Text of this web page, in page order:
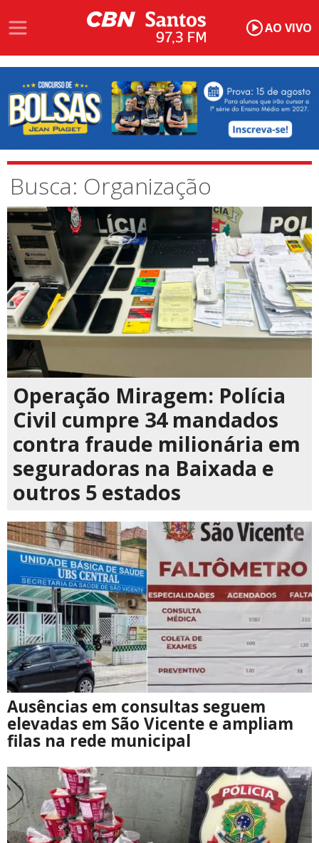
AO VIVO
Busca: Organização
Operação Miragem: Polícia
Civil cumpre 34 mandados
contra fraude milionária em
seguradoras na Baixada e
outros 5 estados
Ausências em consultas seguem
elevadas em São Vicente e ampliam
filas na rede municipal